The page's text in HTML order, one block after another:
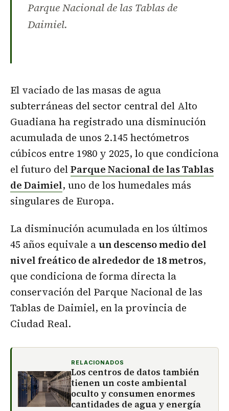
Parque Nacional de las Tablas de
Daimiel.
El vaciado de las masas de agua
subterráneas del sector central del Alto
Guadiana ha registrado una disminución
acumulada de unos 2.145 hectómetros
cúbicos entre 1980 y 2025, lo que condiciona
el futuro delParque Nacional de las Tablas
de Daimiel, uno de los humedales más
singulares de Europa.
La disminución acumulada en los últimos
45 años equivale aun descenso medio del
nivel freático de alrededor de 18 metros,
que condiciona de forma directa la
conservación del Parque Nacional de las
Tablas de Daimiel, en la provincia de
Ciudad Real.
RELACIONADOS
Los centros de datos también
tienen un coste ambiental
oculto y consumen enormes
cantidades de agua y energía